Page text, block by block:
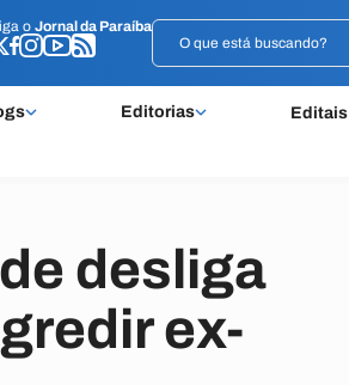
o Jornal da Paraíba
Editorias Editais
o Jornal da Paraíba
desliga
ex-